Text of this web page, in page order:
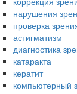
нарушения
проверка
астигматизм
диагностика
катаракта
кератит
компьютерный